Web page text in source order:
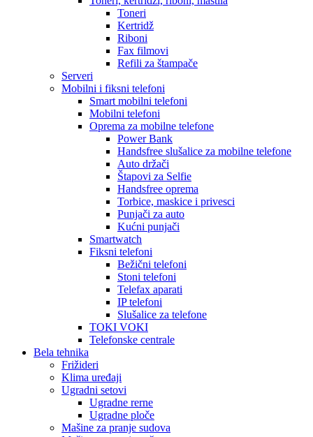
Toneri
Kertridž
Riboni
Fax filmovi
Refili za štampače
Serveri
Mobilni i fiksni telefoni
Smart mobilni telefoni
Mobilni telefoni
Oprema za mobilne telefone
Power Bank
Handsfree slušalice za mobilne telefone
Auto držači
Štapovi za Selfie
Handsfree oprema
Torbice, maskice i privesci
Punjači za auto
Kućni punjači
Smartwatch
Fiksni telefoni
Bežični telefoni
Stoni telefoni
Telefax aparati
IP telefoni
Slušalice za telefone
TOKI VOKI
Telefonske centrale
Bela tehnika
Frižideri
Klima uređaji
Ugradni setovi
Ugradne rerne
Ugradne ploče
Mašine za pranje sudova